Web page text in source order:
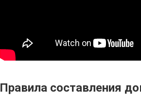
Правила составления